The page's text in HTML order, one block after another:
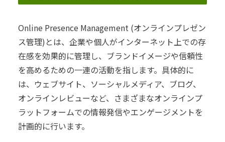
Online Presence Management (オンラインプレゼン
ス管理)とは、企業や個人がインターネット上での存
在感を効果的に管理し、ブランドイメージや信頼性
を高めるための一連の活動を指します。具体的に
は、ウェブサイト、ソーシャルメディア、ブログ、
オンラインレビューなど、さまざまなオンラインプ
ラットフォームでの情報発信やエンゲージメントを
計画的に行います。